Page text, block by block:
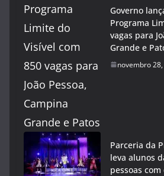
Governo
Programa
vagas para
Grande e
novembro
Parceria da
leva alunos
pessoas